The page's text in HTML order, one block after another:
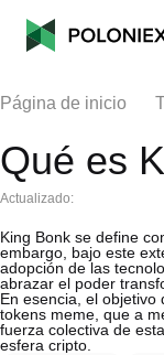
Página de inicio
Qué es
Actualizado:
King Bonk se define
embargo, bajo este
adopción de las
abrazar el poder
En esencia, el
tokens meme, que a
fuerza colectiva de
esfera cripto.